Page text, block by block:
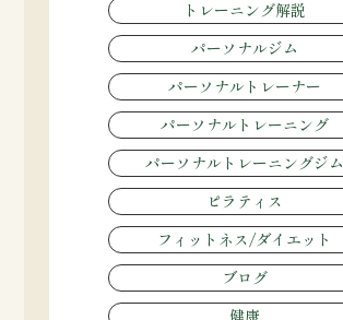
トレーニング解説
パーソナルジム
パーソナルトレーナー
パーソナルトレーニング
パーソナルトレーニングジム
ピラティス
フィットネス/ダイエット
ブログ